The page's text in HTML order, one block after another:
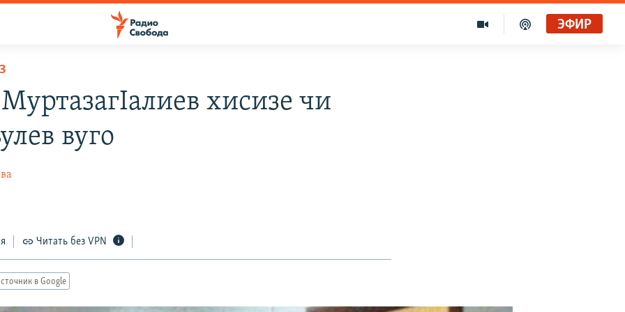
ЭФИР
хисизе чи
вуго
Читать без VPN
в Google